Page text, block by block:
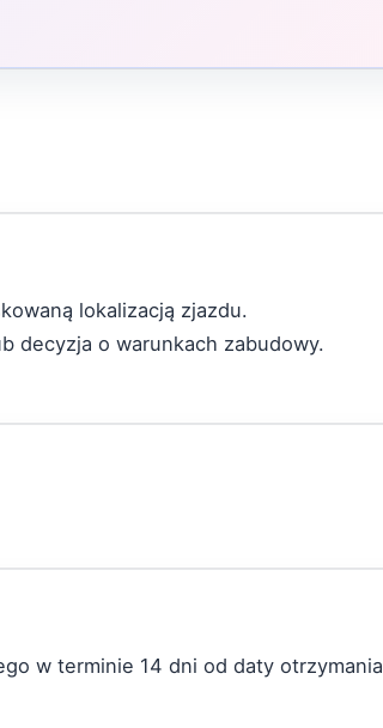
lokalizacją zjazdu.
decyzja o warunkach zabudowy.
w terminie 14 dni od daty otrzymania